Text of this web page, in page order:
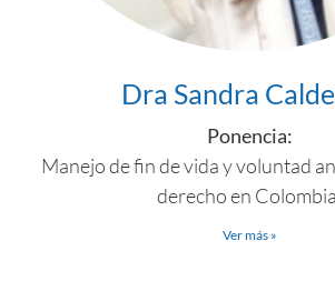
Dra Sandra
Ponencia:
Manejo de fin de vida y voluntad
derecho en
Ver más »